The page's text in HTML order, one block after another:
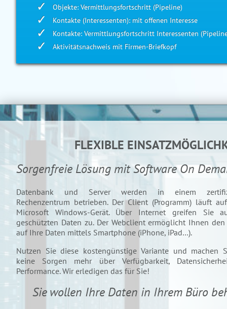
Objekte: Vermittlungsfortschritt (Pipeline)
Kontakte (Interessenten): mit offenen Interesse
Kontakte: Vermittlungsfortschritt Interessenten
Aktivitätsnachweis mit Firmen-Briefkopf
FLEXIBLE
Sorgenfreie Lösung mit Software On
Datenbank und Server werden in einem
Rechenzentrum betrieben. Der Client (Programm) läuft
Microsoft Windows-Gerät. Über Internet greifen Sie
geschützten Daten zu. Der Webclient ermöglicht Ihnen
auf Ihre Daten mittels Smartphone (iPhone, iPad…).
Nutzen Sie diese kostengünstige Variante und machen
keine Sorgen mehr über Verfügbarkeit,
Performance. Wir erledigen das für Sie!
Sie wollen Ihre Daten in Ihrem Büro